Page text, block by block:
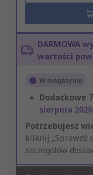
DARMOWA
wartości
W magazynie
Dodatkowe
sierpnia 2026
Potrzebujesz
kliknij „Sprawdź
szczegółów